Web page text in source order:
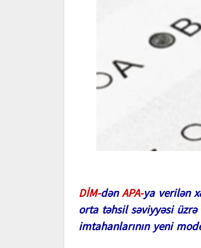
DİM-dənAPA-ya verilən
orta təhsil səviyyəsi
imtahanlarının yeni